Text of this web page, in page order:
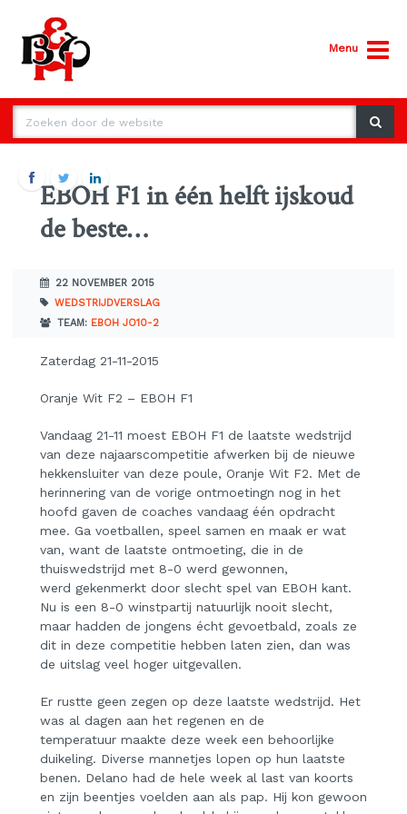
Menu
EBOH F1 in één helft ijskoud
de beste…
22 NOVEMBER 2015
WEDSTRIJDVERSLAG
TEAM: EBOH JO10-2
Zaterdag 21-11-2015
Oranje Wit F2 – EBOH F1
Vandaag 21-11 moest EBOH F1 de laatste wedstrijd
van deze najaarscompetitie afwerken bij de nieuwe
hekkensluiter van deze poule, Oranje Wit F2. Met de
herinnering van de vorige ontmoetingn nog in het
hoofd gaven de coaches vandaag één opdracht
mee. Ga voetballen, speel samen en maak er wat
van, want de laatste ontmoeting, die in de
thuiswedstrijd met 8-0 werd gewonnen,
werd gekenmerkt door slecht spel van EBOH kant.
Nu is een 8-0 winstpartij natuurlijk nooit slecht,
maar hadden de jongens écht gevoetbald, zoals ze
dit in deze competitie hebben laten zien, dan was
de uitslag veel hoger uitgevallen.
Er rustte geen zegen op deze laatste wedstrijd. Het
was al dagen aan het regenen en de
temperatuur maakte deze week een behoorlijke
duikeling. Diverse mannetjes lopen op hun laatste
benen. Delano had de hele week al last van koorts
en zijn beentjes voelden aan als pap. Hij kon gewoon